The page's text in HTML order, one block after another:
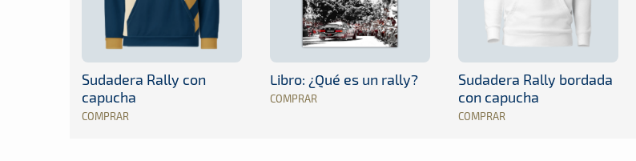
Sudadera Rally con
capucha
COMPRAR
Libro: ¿Qué es un rally?
COMPRAR
Sudadera Rally bordada
con capucha
COMPRAR